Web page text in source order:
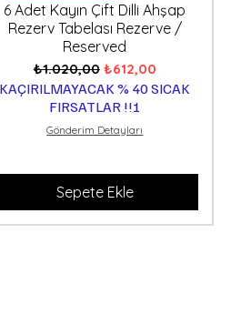
6 Adet Kayın Çift Dilli Ahşap
Rezerv Tabelası Rezerve /
Reserved
Normal Fiyat
₺1.020,00 İndirimli Fiyat
₺612,00
KAÇIRILMAYACAK % 40 SICAK
FIRSATLAR !!!
Gönderim Detayları
Sepete Ekle